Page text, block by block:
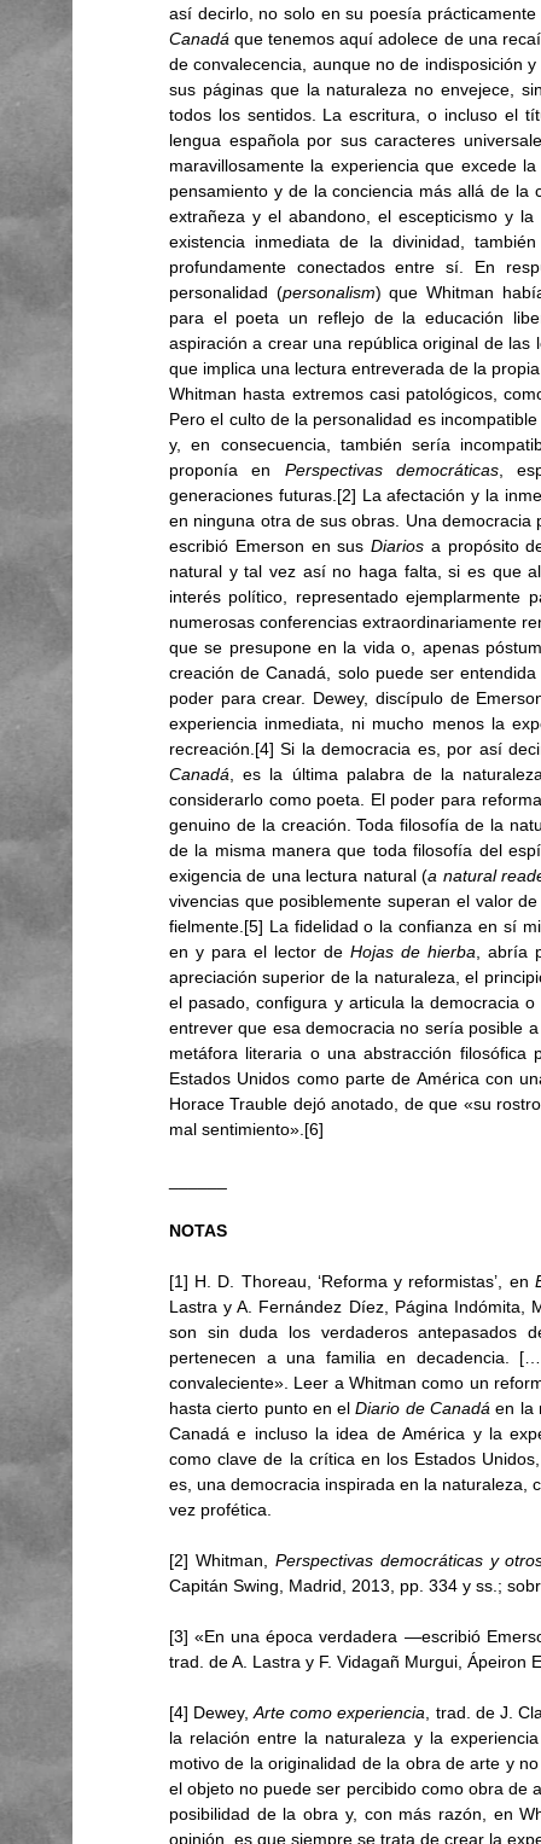
así decirlo, no solo en su poesía
Canadá que tenemos aquí adolece de una
de convalecencia, aunque no de indisposición
sus páginas que la naturaleza no envejece,
todos los sentidos. La escritura, o incluso el
lengua española por sus caracteres
maravillosamente la experiencia que excede
pensamiento y de la conciencia más allá de la
extrañeza y el abandono, el escepticismo y
existencia inmediata de la divinidad,
profundamente conectados entre sí. En
personalidad (personalism) que Whitman
para el poeta un reflejo de la educación
aspiración a crear una república original de
que implica una lectura entreverada de la
Whitman hasta extremos casi patológicos,
Pero el culto de la personalidad es
y, en consecuencia, también sería
proponía en Perspectivas democráticas,
generaciones futuras.[2] La afectación y la
en ninguna otra de sus obras. Una
escribió Emerson en sus Diarios a propósito
natural y tal vez así no haga falta, si es que
interés político, representado
numerosas conferencias extraordinariamente
que se presupone en la vida o, apenas
creación de Canadá, solo puede ser
poder para crear. Dewey, discípulo de
experiencia inmediata, ni mucho menos la
recreación.[4] Si la democracia es, por así
Canadá, es la última palabra de la
considerarlo como poeta. El poder para
genuino de la creación. Toda filosofía de la
de la misma manera que toda filosofía del
exigencia de una lectura natural (a natural
vivencias que posiblemente superan el valor
fielmente.[5] La fidelidad o la confianza en sí
en y para el lector de Hojas de hierba, abría
apreciación superior de la naturaleza, el
el pasado, configura y articula la democracia
entrever que esa democracia no sería posible
metáfora literaria o una abstracción
Estados Unidos como parte de América con
Horace Trauble dejó anotado, de que «su
mal sentimiento».[6]
NOTAS
[1] H. D. Thoreau, ‘Reforma y reformistas’, en
Lastra y A. Fernández Díez, Página
son sin duda los verdaderos antepasados
pertenecen a una familia en decadencia.
convaleciente». Leer a Whitman como un
hasta cierto punto en el Diario de Canadá en la
Canadá e incluso la idea de América y la
como clave de la crítica en los Estados
es, una democracia inspirada en la naturaleza,
vez profética.
[2] Whitman, Perspectivas democráticas y
Capitán Swing, Madrid, 2013, pp. 334 y ss.;
[3] «En una época verdadera —escribió
trad. de A. Lastra y F. Vidagañ Murgui, Ápeiron
[4] Dewey, Arte como experiencia, trad. de J.
la relación entre la naturaleza y la
motivo de la originalidad de la obra de arte y
el objeto no puede ser percibido como obra de
posibilidad de la obra y, con más razón, en
opinión, es que siempre se trata de crear la